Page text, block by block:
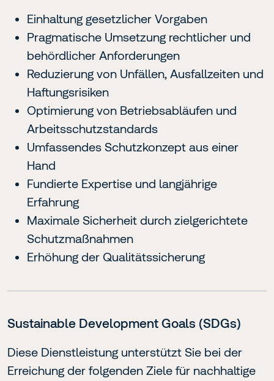
Einhaltung gesetzlicher Vorgaben
Pragmatische Umsetzung rechtlicher und
behördlicher Anforderungen
Reduzierung von Unfällen, Ausfallzeiten und
Haftungsrisiken
Optimierung von Betriebsabläufen und
Arbeitsschutzstandards
Umfassendes Schutzkonzept aus einer
Hand
Fundierte Expertise und langjährige
Erfahrung
Maximale Sicherheit durch zielgerichtete
Schutzmaßnahmen
Erhöhung der Qualitätssicherung
Sustainable Development Goals (SDGs)
Diese Dienstleistung unterstützt Sie bei der
Erreichung der folgenden Ziele für nachhaltige